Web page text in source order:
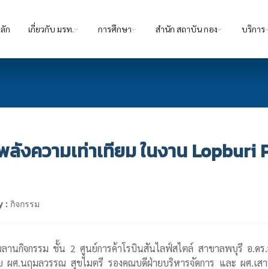
ก เกี่ยวกับ มรท. การศึกษา สำนัก สถาบัน กอง บริการ
งความเท่าเทียม ในงาน
: กิจกรรม
กิจกรรม ชั้น 2 ศูนย์การค้าโรบินสันไลฟ์สไตล์ สาขาลพบุรี อ.ดร
.นฤมลวรรณ สุขไมตรี รองคณบดีฝ่ายบริหารจัดการ และ ผศ.เส